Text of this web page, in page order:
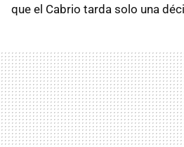
que el Cabrio tarda solo una